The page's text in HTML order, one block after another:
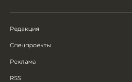
Редакция
Спецпроекты
Реклама
RSS